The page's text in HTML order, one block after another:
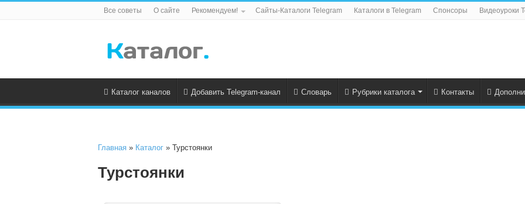
Все советы О сайте Рекомендуем! Сайты-Каталоги Telegram Каталоги в Telegram Спонсоры Видеоуроки
Каталог каналов Добавить Telegram-канал Словарь Рубрики каталога Контакты
Главная » Каталог » Турстоянки
Турстоянки